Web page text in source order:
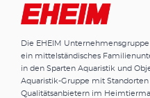
Die EHEIM
ein mittelständisches
in den Sparten Aquaristik und
Aquaristik-Gruppe mit Standorten
Qualitätsanbietern im